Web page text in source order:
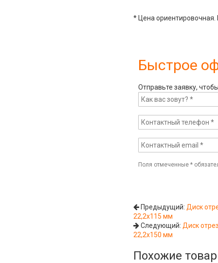
* Цена ориентировочная.
Быстрое
Отправьте заявку,
Поля отмеченные*
Предыдущий: Диск
22,2х115 мм
Следующий: Диск
22,2х150 мм
Похожие